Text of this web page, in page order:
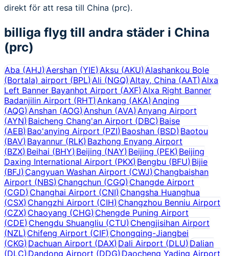
direkt för att resa till China (prc).
billiga flyg till andra städer i China
(prc)
Aba (AHJ)Aershan (YIE)Aksu (AKU)Alashankou Bole
(Bortala) airport (BPL)Ali (NGQ) Altay, China (AAT) Alxa
Left Banner Bayanhot Airport (AXF)Alxa Right Banner
Badanjilin Airport (RHT)Ankang (AKA) Anqing
(AQG)Anshan (AOG) Anshun (AVA) Anyang Airport
(AYN)Baicheng Chang'an Airport (DBC) Baise
(AEB)Bao'anying Airport (PZI) Baoshan (BSD) Baotou
(BAV)Bayannur (RLK) Bazhong Enyang Airport
(BZX)Beihai (BHY) Beijing (NAY) Beijing (PEK) Beijing
Daxing International Airport (PKX)Bengbu (BFU) Bijie
(BFJ)Cangyuan Washan Airport (CWJ) Changbaishan
Airport (NBS)Changchun (CGQ) Changde Airport
(CGD)Changhai Airport (CNI) Changsha Huanghua
(CSX)Changzhi Airport (CIH)Changzhou Benniu Airport
(CZX)Chaoyang (CHG) Chengde Puning Airport
(CDE)Chengdu Shuangliu (CTU) Chengjisihan Airport
(NZL)Chifeng Airport (CIF) Chongqing-Jiangbei
(CKG)Dachuan Airport (DAX) Dali Airport (DLU) Dalian
(DLC)Dandong Airport (DDG)Daocheng Yading Airport